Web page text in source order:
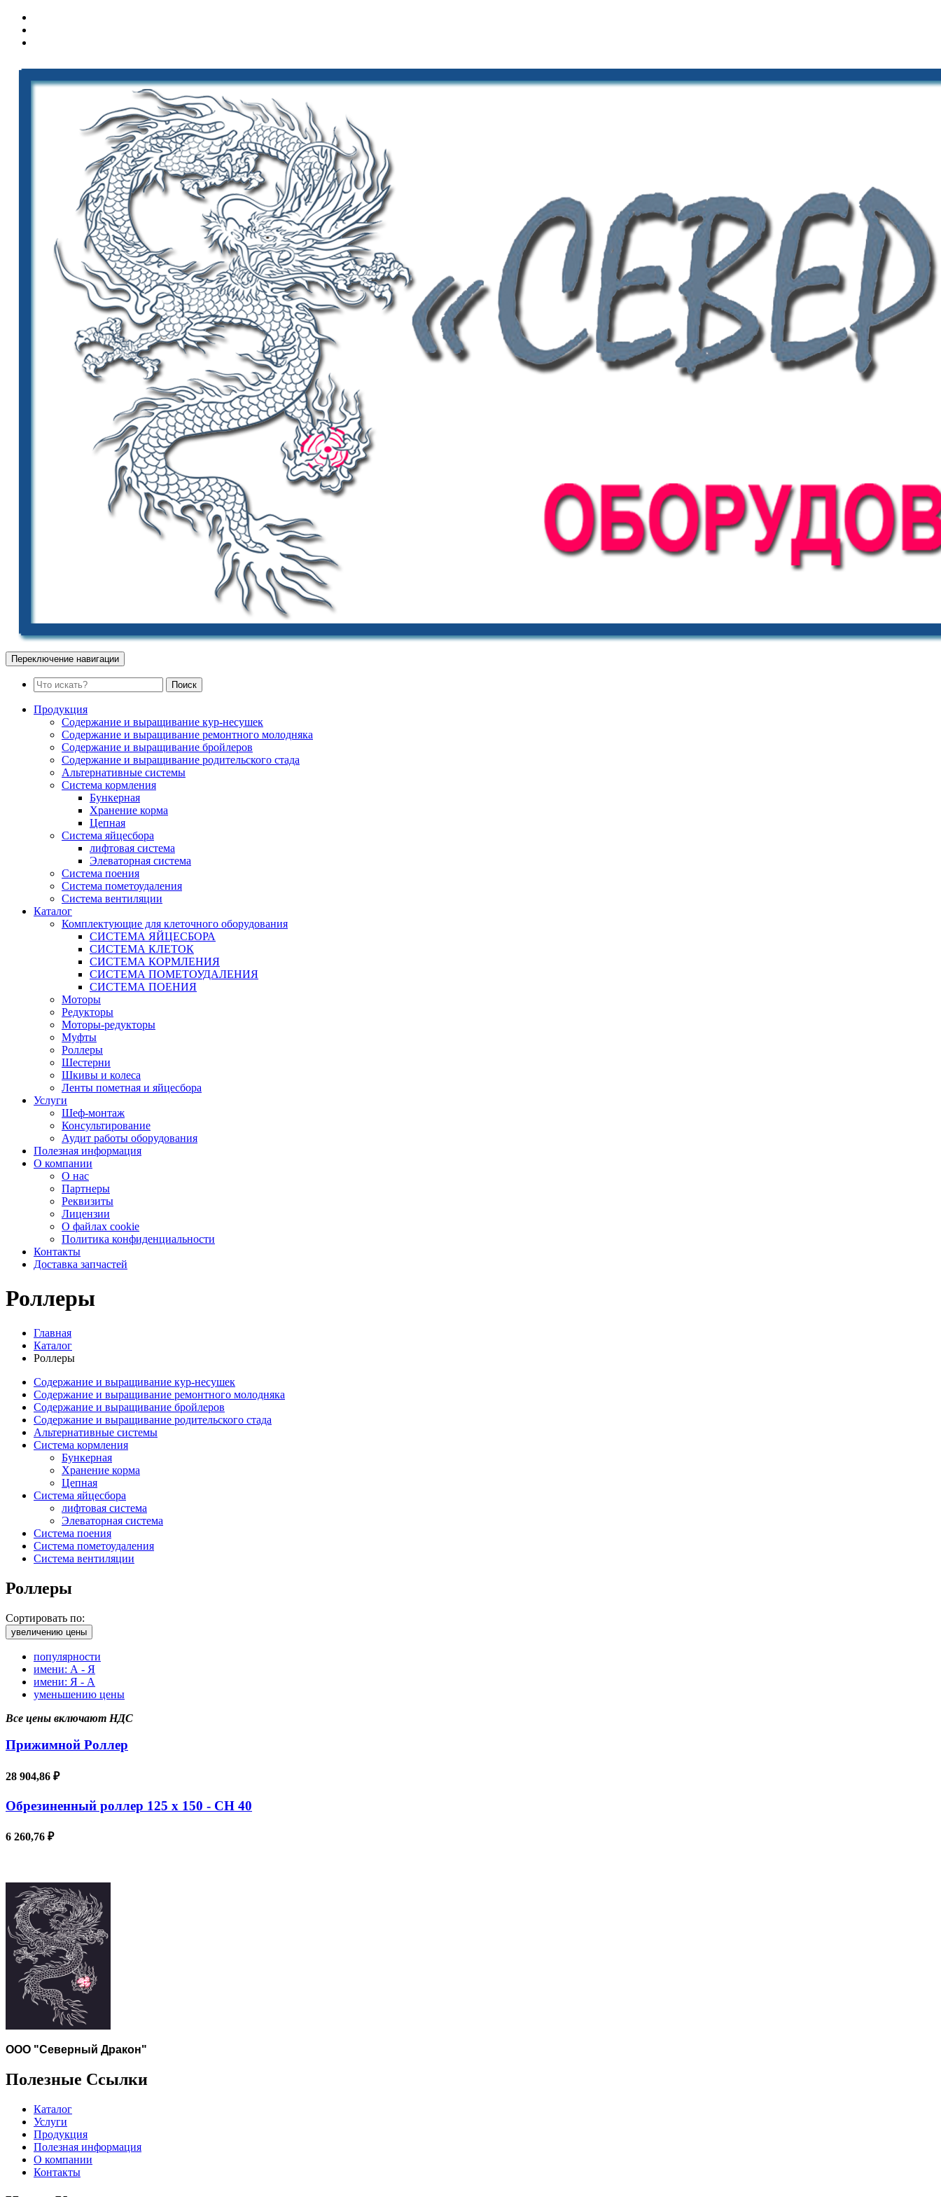
Переключение навигации
Поиск
Продукция
Содержание и выращивание кур-несушек
Содержание и выращивание ремонтного молодняка
Содержание и выращивание бройлеров
Содержание и выращивание родительского стада
Альтернативные системы
Система кормления
Бункерная
Хранение корма
Цепная
Система яйцесбора
лифтовая система
Элеваторная система
Система поения
Система пометоудаления
Система вентиляции
Каталог
Комплектующие для клеточного оборудования
СИСТЕМА ЯЙЦЕСБОРА
СИСТЕМА КЛЕТОК
СИСТЕМА КОРМЛЕНИЯ
СИСТЕМА ПОМЕТОУДАЛЕНИЯ
СИСТЕМА ПОЕНИЯ
Моторы
Редукторы
Моторы-редукторы
Муфты
Роллеры
Шестерни
Шкивы и колеса
Ленты пометная и яйцесбора
Услуги
Шеф-монтаж
Консультирование
Аудит работы оборудования
Полезная информация
О компании
О нас
Партнеры
Реквизиты
Лицензии
О файлах cookie
Политика конфиденциальности
Контакты
Доставка запчастей
Роллеры
Главная
Каталог
Роллеры
Содержание и выращивание кур-несушек
Содержание и выращивание ремонтного молодняка
Содержание и выращивание бройлеров
Содержание и выращивание родительского стада
Альтернативные системы
Система кормления
Бункерная
Хранение корма
Цепная
Система яйцесбора
лифтовая система
Элеваторная система
Система поения
Система пометоудаления
Система вентиляции
Роллеры
Сортировать по:
увеличению цены
популярности
имени: А - Я
имени: Я - А
уменьшению цены
Все цены включают НДС
Прижимной Роллер
28 904,86 ₽
Обрезиненный роллер 125 x 150 - CH 40
6 260,76 ₽
ООО "Северный Дракон"
Полезные Ссылки
Каталог
Услуги
Продукция
Полезная информация
О компании
Контакты